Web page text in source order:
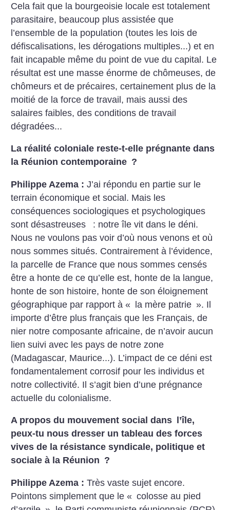
Cela fait que la bourgeoisie locale est totalement
parasitaire, beaucoup plus assistée que
l’ensemble de la population (toutes les lois de
défiscalisations, les dérogations multiples...) et en
fait incapable même du point de vue du capital. Le
résultat est une masse énorme de chômeuses, de
chômeurs et de précaires, certainement plus de la
moitié de la force de travail, mais aussi des
salaires faibles, des conditions de travail
dégradées...
La réalité coloniale reste-t-elle prégnante dans
la Réunion contemporaine ?
Philippe Azema : J’ai répondu en partie sur le
terrain économique et social. Mais les
conséquences sociologiques et psychologiques
sont désastreuses : notre île vit dans le déni.
Nous ne voulons pas voir d’où nous venons et où
nous sommes situés. Contrairement à l’évidence,
la parcelle de France que nous sommes censés
être a honte de ce qu’elle est, honte de la langue,
honte de son histoire, honte de son éloignement
géographique par rapport à « la mère patrie ». Il
importe d’être plus français que les Français, de
nier notre composante africaine, de n’avoir aucun
lien suivi avec les pays de notre zone
(Madagascar, Maurice...). L’impact de ce déni est
fondamentalement corrosif pour les individus et
notre collectivité. Il s’agit bien d’une prégnance
actuelle du colonialisme.
A propos du mouvement social dans l’île,
peux-tu nous dresser un tableau des forces
vives de la résistance syndicale, politique et
sociale à la Réunion ?
Philippe Azema : Très vaste sujet encore.
Pointons simplement que le « colosse au pied